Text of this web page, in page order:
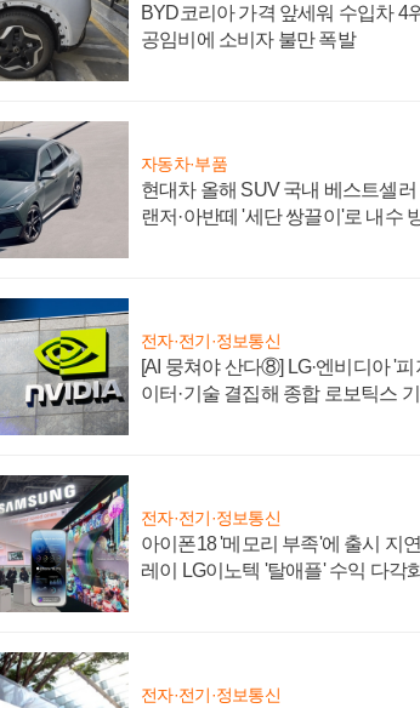
BYD코리아 가격 앞세워 수입차 4
공임비에 소비자 불만 폭발
자동차·부품
현대차 올해 SUV 국내 베스트셀
랜저·아반떼 '세단 쌍끌이'로 내수
전자·전기·정보통신
[AI 뭉쳐야 산다⑧] LG·엔비디아 '피
이터·기술 결집해 종합 로보틱스
전자·전기·정보통신
아이폰18 '메모리 부족'에 출시 지
레이 LG이노텍 '탈애플' 수익 다각
전자·전기·정보통신